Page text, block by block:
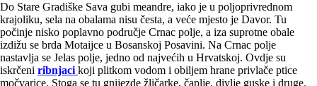
Do Stare Gradiške Sava gubi meandre, iako je u poljoprivrednom
krajoliku, sela na obalama nisu česta, a veće mjesto je Davor. Tu
počinje nisko poplavno područje Crnac polje, a iza suprotne obale
izdižu se brda Motaijce u Bosanskoj Posavini. Na Crnac polje
nastavlja se Jelas polje, jedno od najvećih u Hrvatskoj. Ovdje su
iskrčeni ribnjaci koji plitkom vodom i obiljem hrane privlače ptice
močvarice. Stoga se tu gnijezde žličarke, čaplje, divlje guske i druge.